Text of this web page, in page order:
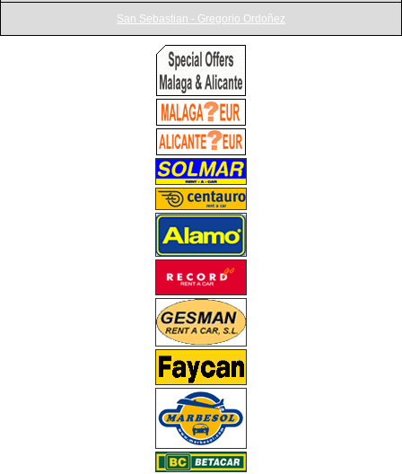
San Sebastian - Gregorio Ordoñez